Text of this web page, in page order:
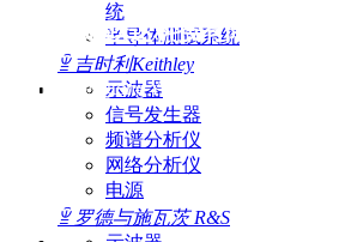
统
半导体测试系统
ꁇ 吉时利Keithley
示波器
信号发生器
频谱分析仪
网络分析仪
电源
ꁇ 罗德与施瓦茨 R&S
北京恒通跃达科技有限公司
Beijing Hengtong Yueda Technology Co. Ltd.